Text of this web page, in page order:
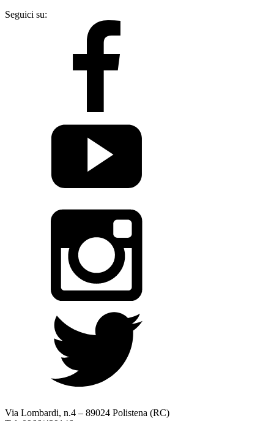
Seguici su:
Via Lombardi, n.4 – 89024 Polistena (RC)